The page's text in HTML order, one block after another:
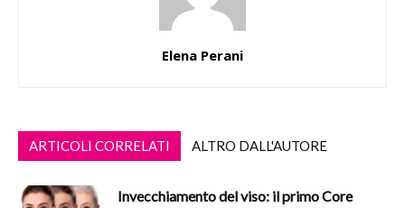
Elena Perani
ARTICOLI CORRELATI ALTRO DALL'AUTORE
Invecchiamento del viso: il primo Core